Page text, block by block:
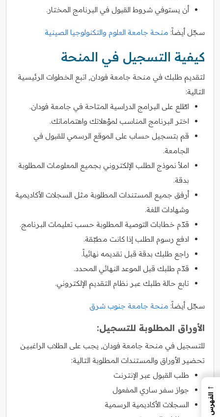
أن يستوفي شروط القبول في البرنامج المختار.
سجّل أيضاً: منحة جامعة العلوم والتكنولوجيا الصينية
كيفية التسجيل في المنحة
لتقديم طلبك في منحة جامعة فودان, اتبع الخطوات الرئيسية
التالية:
اطّلع على البرامج الدراسية المتاحة في جامعة فودان.
اختر البرنامج المناسب لمؤهلاتك واهتماماتك.
قم بتسجيل حساب على الموقع الرسمي للقبول في
الجامعة.
املأ نموذج الطلب الإلكتروني بجميع المعلومات المطلوبة
بدقة.
أرفق جميع المستندات المطلوبة مثل السجلات الأكاديمية
وشهادات اللغة.
قدّم خطابات التوصية المطلوبة حسب تعليمات البرنامج.
ادفع رسوم الطلب إذا كانت مطبّقة.
راجع طلبك بدقة قبل تقديمه نهائياً.
قدّم طلبك قبل الموعد النهائي المحدد.
تابع حالة طلبك عبر نظام التقديم الإلكتروني.
سجّل أيضاً: منحة جامعة جنوب شرق
الأوراق المطلوبة للتسجيل:
للتسجيل في منحة جامعة فودان, يجب على الطلاب الراغبين
تحضير الأوراق والمستندات المطلوبة التالية:
طلب القبول عبر الإنترنت
جواز سفر ساري المفعول
السجلات الأكاديمية الرسمية
←
الفهرس